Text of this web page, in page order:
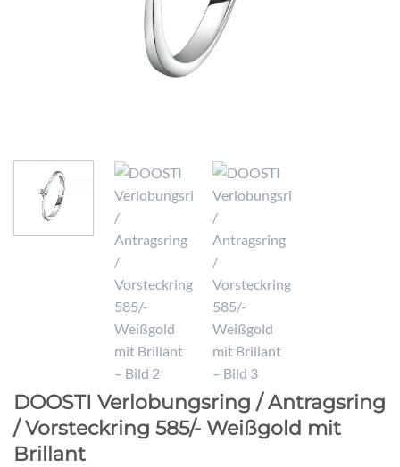
DOOSTI Verlobungsring / Antragsring
/ Vorsteckring 585/- Weißgold mit
Brillant